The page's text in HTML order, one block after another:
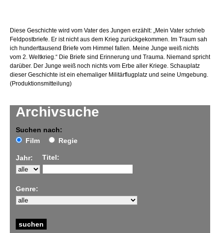
Archivsuche
Suchen nach:
Film
Regie
Jahr: Titel:
Genre:
Diese Geschichte wird vom Vater des Jungen erzählt: „Mein Vater schrieb
Feldpostbriefe. Er ist nicht aus dem Krieg zurückgekommen. Im Traum sah
ich hunderttausend Briefe vom Himmel fallen. Meine Junge weiß nichts
vom 2. Weltkrieg.“ Die Briefe sind Erinnerung und Trauma. Niemand spricht
darüber. Der Junge weiß noch nichts vom Erbe aller Kriege. Schauplatz
dieser Geschichte ist ein ehemaliger Militärflugplatz und seine Umgebung.
(Produktionsmitteilung)